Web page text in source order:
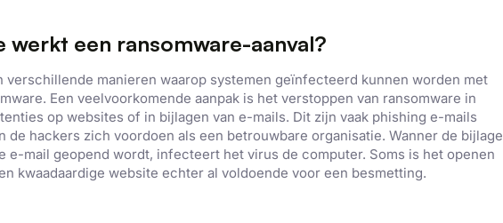
werkt een ransomware-aanval?
verschillende manieren waarop systemen geïnfecteerd kunnen worden met
Een veelvoorkomende aanpak is het verstoppen van ransomware in
op websites of in bijlagen van e-mails. Dit zijn vaak phishing e-mails
de hackers zich voordoen als een betrouwbare organisatie. Wanner de bijlage
e-mail geopend wordt, infecteert het virus de computer. Soms is het openen
kwaadaardige website echter al voldoende voor een besmetting.